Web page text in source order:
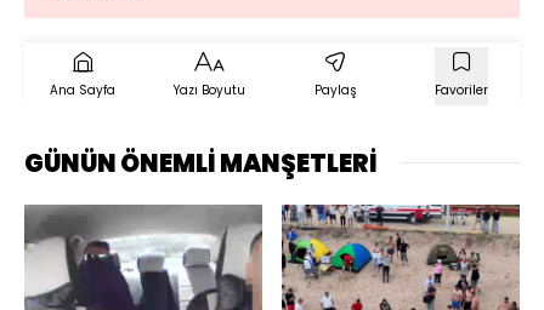
Ana Sayfa Yazı Boyutu Paylaş Favoriler
GÜNÜN ÖNEMLİ MANŞETLERİ